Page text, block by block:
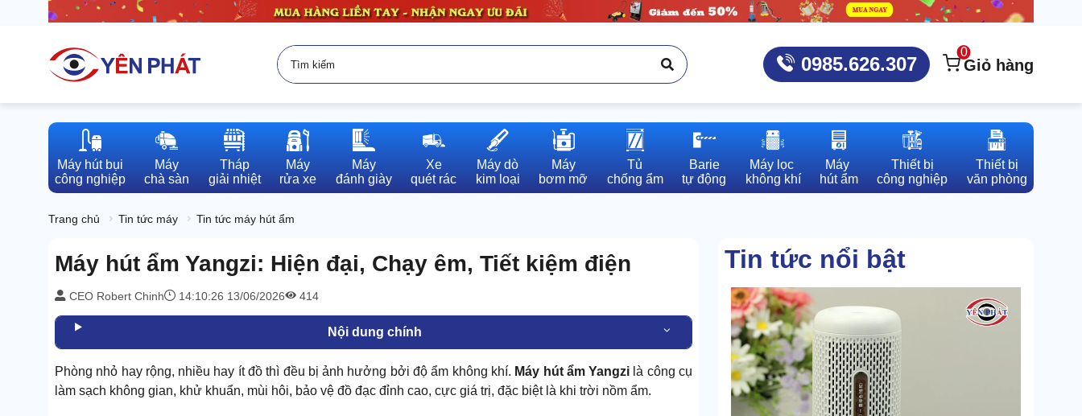
0985.626.307
0
Giỏ hàng
Máy hút bụi
công nghiệp
Máy
chà sàn
Tháp
giải nhiệt
Máy
rửa xe
Máy
đánh giày
Xe
quét rác
Máy dò
kim loại
Máy
bơm mỡ
Tủ
chống ẩm
Barie
tự động
Máy lọc
không khí
Máy
hút ẩm
Thiết bị
công nghiệp
Thiết bị
văn phòng
Trang chủ Tin tức máy Tin tức máy hút ẩm
Máy hút ẩm Yangzi: Hiện đại, Chạy êm, Tiết kiệm điện
CEO Robert Chinh 14:10:26 13/06/2026 414
Nội dung chính
Phòng nhỏ hay rộng, nhiều hay ít đồ thì đều bị ảnh hưởng bởi độ ẩm không khí. Máy hút ẩm Yangzi là công cụ
làm sạch không gian, khử khuẩn, mùi hôi, bảo vệ đồ đạc đỉnh cao, cực giá trị, đặc biệt là khi trời nồm ẩm.
Tin tức nổi bật